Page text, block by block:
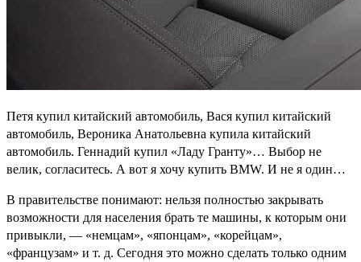
Петя купил китайский автомобиль, Вася купил китайский
автомобиль, Вероника Анатольевна купила китайский
автомобиль. Геннадий купил «Ладу Гранту»… Выбор не
велик, согласитесь. А вот я хочу купить BMW. И не я один…
В правительстве понимают: нельзя полностью закрывать
возможности для населения брать те машины, к которым они
привыкли, — «немцам», «японцам», «корейцам»,
«французам» и т. д. Сегодня это можно сделать только одним